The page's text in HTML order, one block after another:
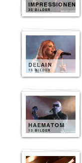
IMPRESSIONEN
30 BILDER
DELAIN
15 BILDER
HAEMATOM
13 BILDER